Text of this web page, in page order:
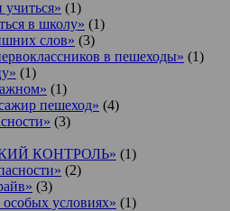
(1)
в школу» (1)
слов» (3)
в пешеходы» (1)
(1)
(1)
пешеход» (4)
(3)
КОНТРОЛЬ» (1)
(2)
(3)
условиях» (1)